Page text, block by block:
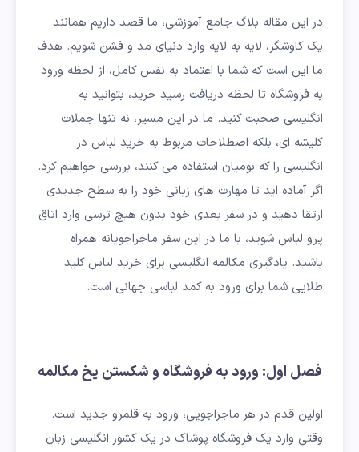
در این مقاله بلاگ جامع آموزشی، ما قصد داریم همانند
یک کاوشگر، لایه به لایه وارد دنیای مد و فشن شویم. هدف
ما این است که شما با اعتماد به نفس کامل، از لحظه ورود
به فروشگاه تا لحظه دریافت رسید خرید، بتوانید به
انگلیسی صحبت کنید. ما در این مسیر، نه تنها جملات
کلیشه ای، بلکه اصطلاحات مربوط به خرید لباس در
انگلیسی را که بومیان استفاده می کنند، بررسی خواهیم کرد.
اگر آماده اید تا مهارت های زبانی خود را به سطح جدیدی
ارتقا دهید و در سفر بعدی خود بدون هیچ ترسی وارد اتاق
پرو لباس شوید، با ما در این سفر ماجراجویانه همراه
باشید. یادگیری مکالمه انگلیسی برای خرید لباس کلید
طلایی شما برای ورود به کمد لباسی جهانی است.
فصل اول: ورود به فروشگاه و شکستن یخ مکالمه
اولین قدم در هر ماجراجویی، ورود به قلمرو جدید است.
وقتی وارد یک فروشگاه پوشاک در یک کشور انگلیسی زبان